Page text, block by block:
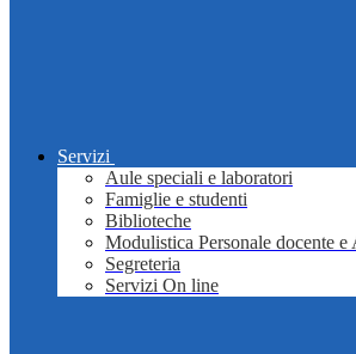
Servizi
Aule speciali e laboratori
Famiglie e studenti
Biblioteche
Modulistica Personale docente e
Segreteria
Servizi On line